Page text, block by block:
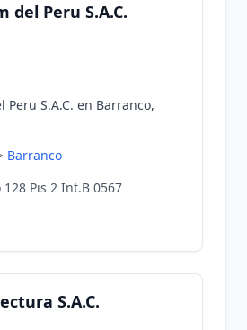
del Peru S.A.C.
Peru S.A.C. en Barranco,
Barranco
Pis 2 Int.B 0567
S.A.C.